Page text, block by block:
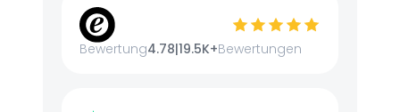
Bewertung4.78|19.5K+Bewertungen